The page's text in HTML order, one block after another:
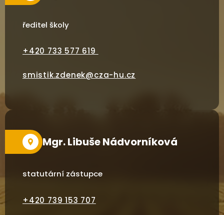
ředitel školy
+420 733 577 619
smistik.zdenek@cza-hu.cz
Mgr. Libuše Nádvorníková
statutární zástupce
+420 739 153 707